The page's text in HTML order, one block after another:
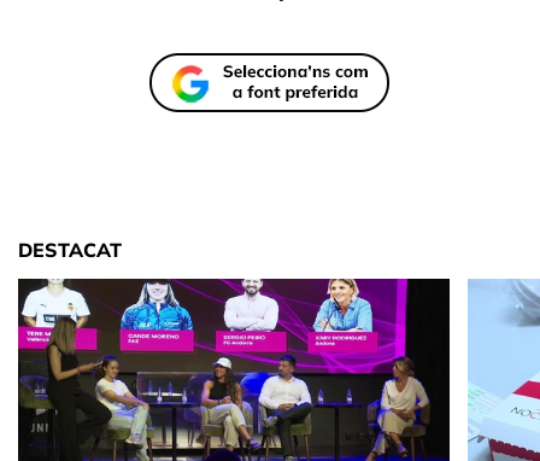
DESTACAT